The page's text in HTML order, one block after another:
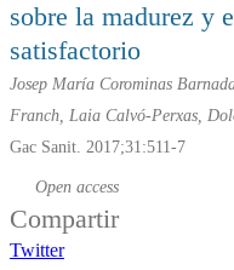
sobre la madurez y
satisfactorio
Josep María Corominas
Franch, Laia Calvó-Perxas,
Gac Sanit. 2017;31:511-7
Open access
Compartir
Twitter